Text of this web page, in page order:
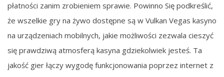
płatności zanim zrobieniem sprawie. Powinno Się podkreślić,
że wszelkie gry na żywo dostępne są w Vulkan Vegas kasyno
na urządzeniach mobilnych, jakie możliwości zezwala cieszyć
się prawdziwą atmosferą kasyna gdziekolwiek jesteś. Ta
jakość gier łączy wygodę funkcjonowania poprzez internet z